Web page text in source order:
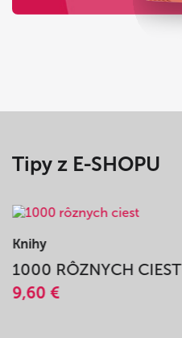
Tipy z E-SHOPU
Knihy
1000 RÔZNYCH CIEST
9,60 €